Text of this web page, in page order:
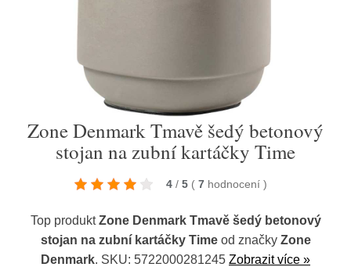
Zone Denmark Tmavě šedý betonový
stojan na zubní kartáčky Time
4 / 5 ( 7 hodnocení )
Top produktZone Denmark Tmavě šedý betonový
stojan na zubní kartáčky Timeod značky Zone
Denmark. SKU: 5722000281245 Zobrazit více »